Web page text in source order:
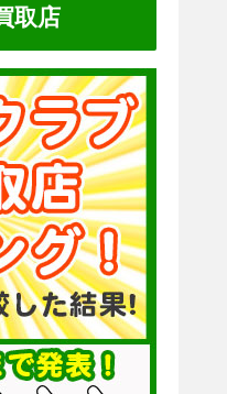
取店